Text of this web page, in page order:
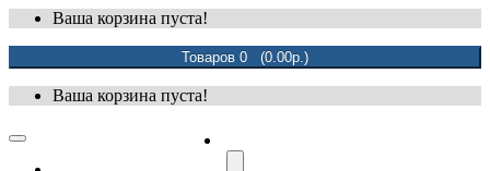
Ваша корзина пуста!
Товаров 0 (0.00р.)
Ваша корзина пуста!